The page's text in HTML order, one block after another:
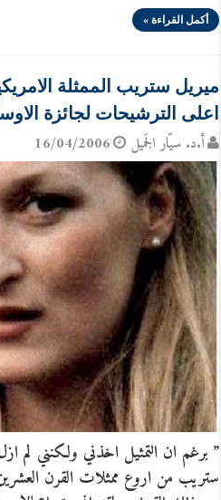
أكمل القراءة »
ميريل ستريب الممثلة
اعلى الترشيحات لجائزة
أ.د. سيّار الجَميل 16/04/2006
” برغم ان التمثيل اخذني ولكنني لم
ستريب من اروع ممثلات القرن